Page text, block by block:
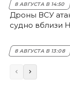
8 АВГУСТА В 14:50
Дроны ВСУ
судно вблизи
8 АВГУСТА В 13:08